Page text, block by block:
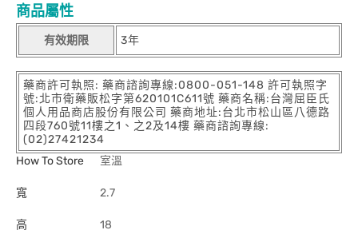
商品屬性
有效期限 3年
藥商許可執照: 藥商諮詢專線:0800-051-148 許可執照字
號:北市衛藥販松字第620101C611號 藥商名稱:台灣屈臣氏
個人用品商店股份有限公司 藥商地址:台北市松山區八德路
四段760號11樓之1、之2及14樓 藥商諮詢專線:
(02)27421234
How To Store
室溫
寬 2.7
高 18